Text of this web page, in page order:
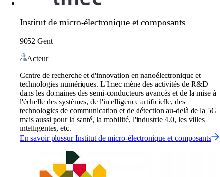
Institut de micro-électronique et composants
9052 Gent
Acteur
Centre de recherche et d'innovation en nanoélectronique et
technologies numériques. L'Imec mène des activités de R&D
dans les domaines des semi-conducteurs avancés et de la mise à
l'échelle des systèmes, de l'intelligence artificielle, des
technologies de communication et de détection au-delà de la 5G
mais aussi pour la santé, la mobilité, l'industrie 4.0, les villes
intelligentes, etc.
En savoir plussurInstitut de micro-électronique et composants